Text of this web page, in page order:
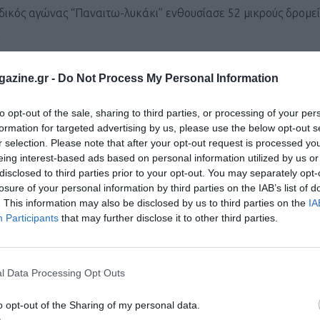
- Do Not Process My Personal Information
opt-out of the sale, sharing to third parties, or processing of your
for targeted advertising by us, please use the below opt-out
selection. Please note that after your opt-out request is processed
interest-based ads based on personal information utilized by us
to third parties prior to your opt-out. You may separately
of your personal information by third parties on the IAB’s list of
This information may also be disclosed by us to third parties on the
Participants that may further disclose it to other third parties.
Data Processing Opt Outs
opt-out of the Sharing of my personal data.
αγώνας “Παναιτω-λυκάκι” ενθουσίασε 52 μικρούς
Δήμητρα (2:26:31), δεύτερη η Αργυροπούλου Μαρία
και ακολούθησαν οι Χονδρογιάννης Ιωάννης (2:13:39) και
(42:08), Ανδρίτσος Γιάννης (43:49) και
(55:07), δεύτερη Καραγιώργου Κατερίνα (59:40) και στην
Χριστίνα, Σκλαβενίτη Αγάπη, Κοντού Ελένη, ενώ στα